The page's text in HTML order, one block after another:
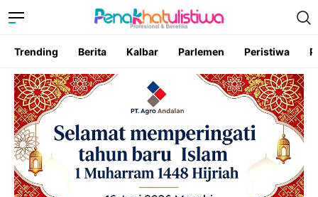
Trending Berita Kalbar Parlemen Peristiwa